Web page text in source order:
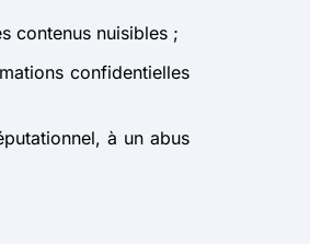
contenus nuisibles ;
confidentielles
à un abus